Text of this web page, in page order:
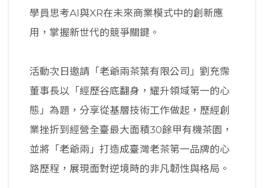
學員思考AI與XR在未來商業模式中的創新應
用，掌握新世代的競爭關鍵。
活動次日邀請「老爺兩茶葉有限公司」劉充霈
董事長以「經歷谷底翻身，耀升領域第一的心
態」為題，分享從基層技術工作做起，歷經創
業挫折到經營全臺最大面積30餘甲有機茶園，
並將「老爺兩」打造成臺灣老茶第一品牌的心
路歷程，展現面對逆境時的非凡韌性與格局。